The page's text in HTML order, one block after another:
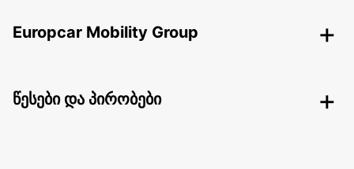
Europcar Mobility Group
წესები და პირობები